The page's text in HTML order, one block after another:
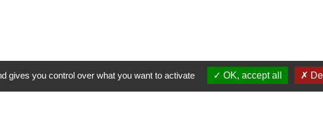
Contacts
gives you control over what you want to activate OK, accept all